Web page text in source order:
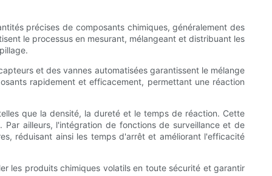
précises de composants chimiques, généralement des
le processus en mesurant, mélangeant et distribuant les
et des vannes automatisées garantissent le mélange
rapidement et efficacement, permettant une réaction
que la densité, la dureté et le temps de réaction. Cette
ailleurs, l'intégration de fonctions de surveillance et de
réduisant ainsi les temps d'arrêt et améliorant l'efficacité
les produits chimiques volatils en toute sécurité et garantir